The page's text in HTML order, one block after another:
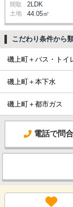
間取 2LDK
土地 44.05㎡
こだわり条件から
磯上町＋バス・トイ
磯上町＋本下水
磯上町＋都市ガス
電話で問